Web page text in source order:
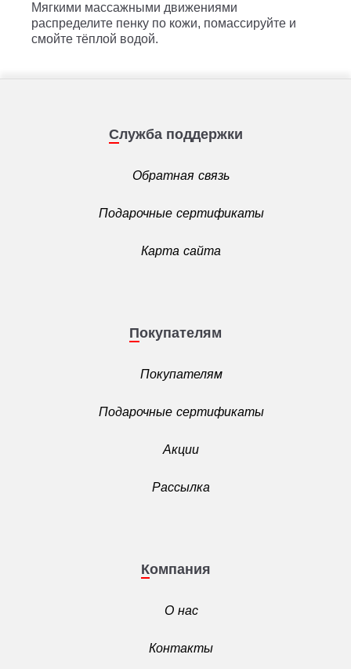
Мягкими массажными движениями
распределите пенку по кожи, помассируйте и
смойте тёплой водой.
Служба поддержки
Обратная связь
Подарочные сертификаты
Карта сайта
Покупателям
Покупателям
Подарочные сертификаты
Акции
Рассылка
Компания
О нас
Контакты